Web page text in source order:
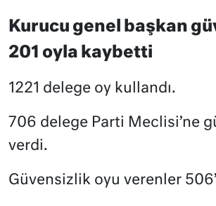
Kurucu genel başkan
201 oyla kaybetti
1221 delege oy kullandı.
706 delege Parti Meclisi’ne
verdi.
Güvensizlik oyu verenler